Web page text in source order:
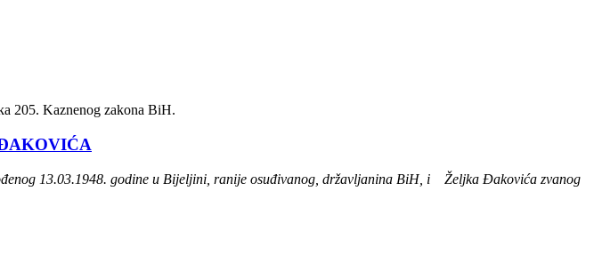
205. Kaznenog zakona BiH.
13.03.1948. godine u Bijeljini, ranije osuđivanog, državljanina BiH, i
Željka Đakovića zvanog